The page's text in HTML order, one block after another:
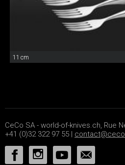
11 cm
CeCo SA - world-of-knives.ch, Rue
+41 (0)32 322 97 55 |